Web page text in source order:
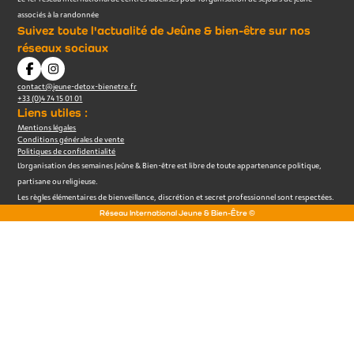
associés à la randonnée
Suivez toute l'actualité de Jeûne & bien-être sur nos
réseaux sociaux
contact@jeune-detox-bienetre.fr
+33 (0)4 74 15 01 01
Liens utiles :
Mentions légales
Conditions générales de vente
Politiques de confidentialité
L’organisation des semaines Jeûne & Bien-être est libre de toute appartenance politique,
partisane ou religieuse.
Les règles élémentaires de bienveillance, discrétion et secret professionnel sont respectées.
Réseau International Jeune & Bien-Être ©